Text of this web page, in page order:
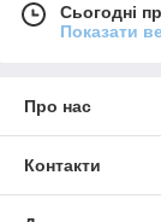
Сьогодні
Показати
Про нас
Контакти